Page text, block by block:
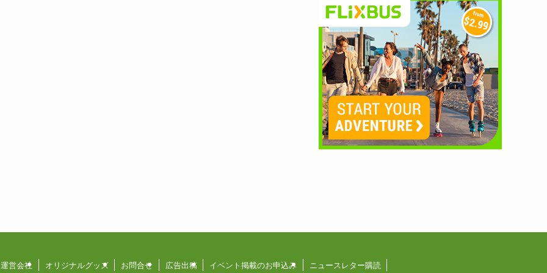
運営会社 オリジナルグッズ お問合せ 広告出稿 イベント掲載のお申込み ニュースレター購読